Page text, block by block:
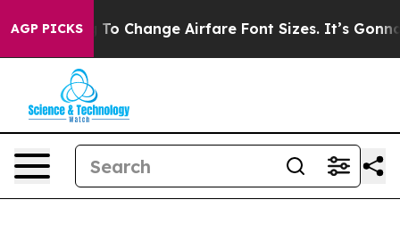
AGP PICKSTo Change Airfare Font Sizes. It’s Gonna